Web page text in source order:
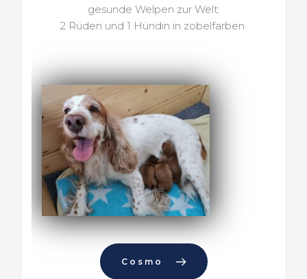
gesunde Welpen zur Welt:
2 Rüden und 1 Hündin in zobelfarben
Cosmo